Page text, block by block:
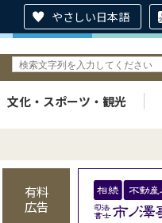
やさしい日本語
文化・スポーツ・観光
有料
広告